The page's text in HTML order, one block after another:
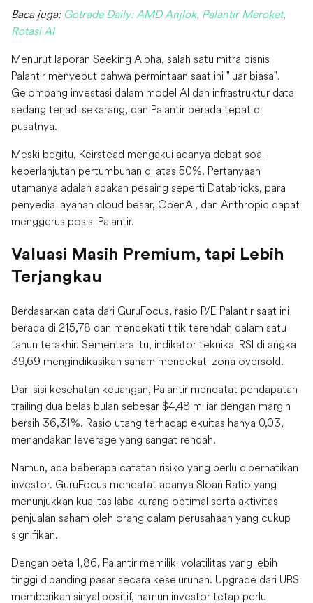
Baca juga: Gotrade Daily: AMD Anjlok, Palantir Meroket,
Rotasi AI
Menurut laporan Seeking Alpha, salah satu mitra bisnis
Palantir menyebut bahwa permintaan saat ini "luar biasa".
Gelombang investasi dalam model AI dan infrastruktur data
sedang terjadi sekarang, dan Palantir berada tepat di
pusatnya.
Meski begitu, Keirstead mengakui adanya debat soal
keberlanjutan pertumbuhan di atas 50%. Pertanyaan
utamanya adalah apakah pesaing seperti Databricks, para
penyedia layanan cloud besar, OpenAI, dan Anthropic dapat
menggerus posisi Palantir.
Valuasi Masih Premium, tapi Lebih
Terjangkau
Berdasarkan data dari GuruFocus, rasio P/E Palantir saat ini
berada di 215,78 dan mendekati titik terendah dalam satu
tahun terakhir. Sementara itu, indikator teknikal RSI di angka
39,69 mengindikasikan saham mendekati zona oversold.
Dari sisi kesehatan keuangan, Palantir mencatat pendapatan
trailing dua belas bulan sebesar $4,48 miliar dengan margin
bersih 36,31%. Rasio utang terhadap ekuitas hanya 0,03,
menandakan leverage yang sangat rendah.
Namun, ada beberapa catatan risiko yang perlu diperhatikan
investor. GuruFocus mencatat adanya Sloan Ratio yang
menunjukkan kualitas laba kurang optimal serta aktivitas
penjualan saham oleh orang dalam perusahaan yang cukup
signifikan.
Dengan beta 1,86, Palantir memiliki volatilitas yang lebih
tinggi dibanding pasar secara keseluruhan. Upgrade dari UBS
memberikan sinyal positif, namun investor tetap perlu